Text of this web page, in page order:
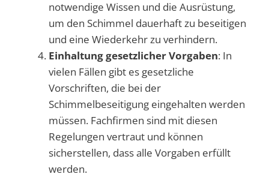
notwendige Wissen und die Ausrüstung,
um den Schimmel dauerhaft zu beseitigen
und eine Wiederkehr zu verhindern.
Einhaltung gesetzlicher Vorgaben: In
vielen Fällen gibt es gesetzliche
Vorschriften, die bei der
Schimmelbeseitigung eingehalten werden
müssen. Fachfirmen sind mit diesen
Regelungen vertraut und können
sicherstellen, dass alle Vorgaben erfüllt
werden.